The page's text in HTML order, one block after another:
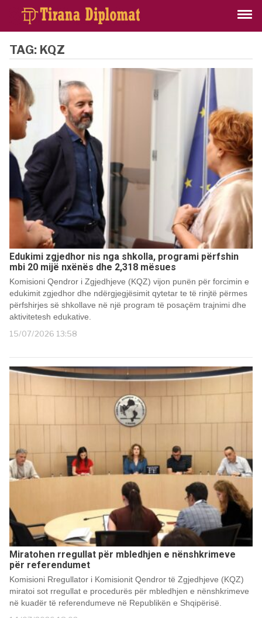
TAG: KQZ
Edukimi zgjedhor nis nga shkolla, programi përfshin
mbi 20 mijë nxënës dhe 2,318 mësues
Komisioni Qendror i Zgjedhjeve (KQZ) vijon punën për forcimin e
edukimit zgjedhor dhe ndërgjegjësimit qytetar te të rinjtë përmes
përfshirjes së shkollave në një program të posaçëm trajnimi dhe
aktivitetesh edukative.
15/07/2026 13:58
Miratohen rregullat për mbledhjen e nënshkrimeve
për referendumet
Komisioni Rregullator i Komisionit Qendror të Zgjedhjeve (KQZ)
miratoi sot rregullat e procedurës për mbledhjen e nënshkrimeve
në kuadër të referendumeve në Republikën e Shqipërisë.